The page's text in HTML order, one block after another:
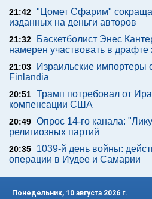
21:42 "Цомет Сфарим"
изданных на деньги авторов
21:32
Баскетболист Энес
намерен участвовать в драфте
21:03
Израильские импортеры
Finlandia
20:51 Трамп потребовал от
компенсации США
20:49 Опрос 14-го канала:
религиозных партий
20:35
1039-й день войны:
операции в Иудее и Самарии
Понедельник, 10 августа 2026 г.